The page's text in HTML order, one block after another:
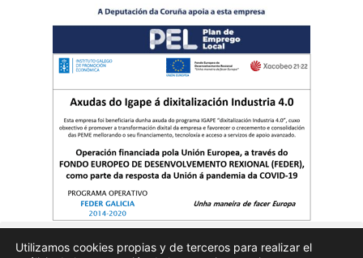
Utilizamos cookies propias y de terceros para realizar el